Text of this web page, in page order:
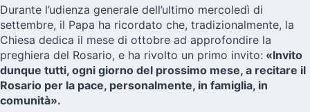
Durante l’udienza generale dell’ultimo mercoledì di
settembre, il Papa ha ricordato che, tradizionalmente, la
Chiesa dedica il mese di ottobre ad approfondire la
preghiera del Rosario, e ha rivolto un primo invito: «Invito
dunque tutti, ogni giorno del prossimo mese, a recitare il
Rosario per la pace, personalmente, in famiglia, in
comunità».